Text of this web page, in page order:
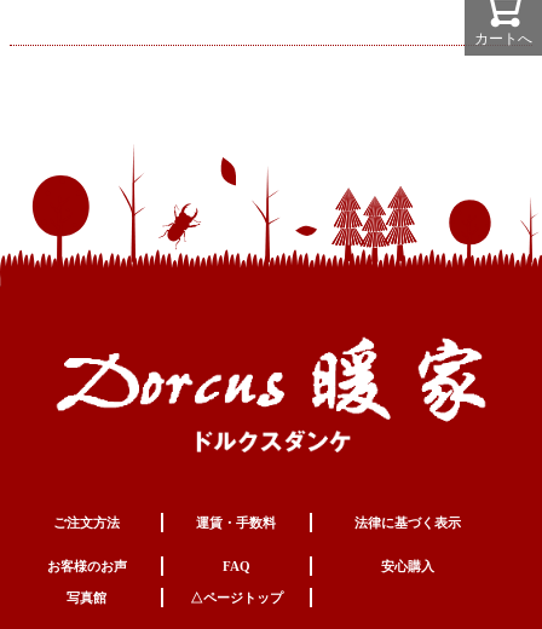
ご注文方法 運賃・手数料 法律に基づく表示
お客様のお声 FAQ 安心購入
写真館 △ページトップ
カートへ